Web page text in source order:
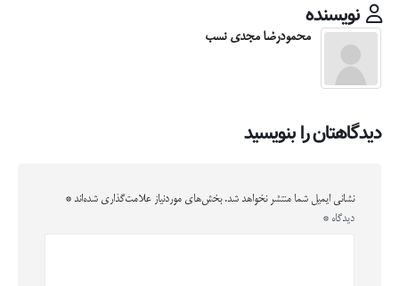
نویسنده
محمودرضا مجدی نسب
دیدگاهتان را بنویسید
نشانی ایمیل شما منتشر نخواهد شد. بخش‌های موردنیاز علامت‌گذاری شده‌اند *
دیدگاه *